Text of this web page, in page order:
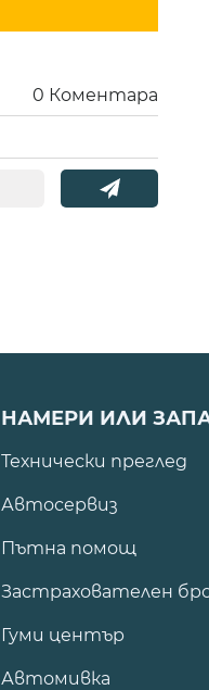
0 Коментара
НАМЕРИ ИЛИ
Технически преглед
Автосервиз
Пътна помощ
Застрахователен
Гуми център
Автомивка